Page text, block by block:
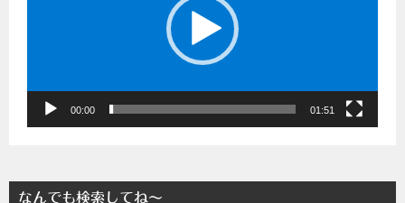
00:00 01:51
なんでも検索してね～